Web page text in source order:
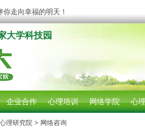
你走向幸福的明天！
大学科技园
企业合作 心理培训 网络学院 心
理研究院 > 网络咨询